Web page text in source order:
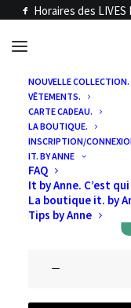
Horaires des LIVES
NOUVELLE COLLECTION.
VÊTEMENTS.
CARTE CADEAU.
LA BOUTIQUE.
INSCRIPTION/
IT. BY ANNE
FAQ
It by Anne. C’est
La boutique it. by
Tips by Anne
Accueil Articles LIVE
LIVES 26